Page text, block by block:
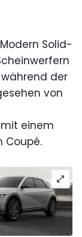
Solid-
während der
von
einem
Coupé.